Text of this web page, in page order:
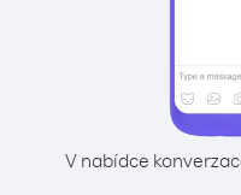
V nabídce